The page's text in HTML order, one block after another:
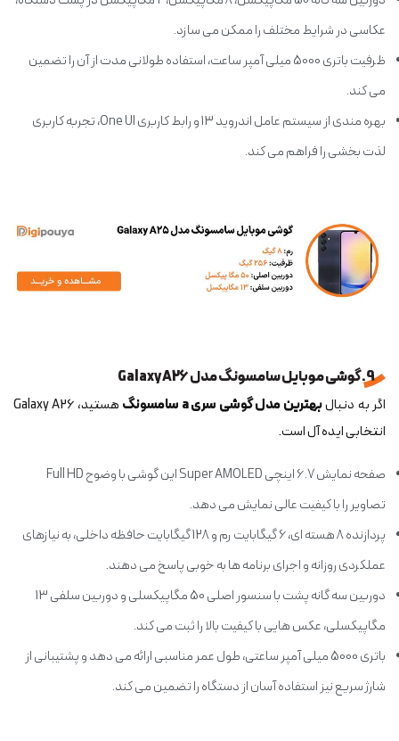
عکاسی در شرایط مختلف را ممکن می سازد.
ظرفیت باتری 5000 میلی آمپر ساعت، استفاده طولانی مدت از آن را تضمین
می کند.
بهره مندی از سیستم عامل اندروید 13 و رابط کاربری One UI، تجربه کاربری
لذت بخشی را فراهم می کند.
9. گوشی موبایل سامسونگ مدل Galaxy A26
اگر به دنبالبهترین مدل گوشی سری a سامسونگ
هستید، Galaxy A26
انتخابی ایده آل است.
صفحه نمایش 6.7 اینچی Super AMOLED این گوشی با وضوح Full HD
تصاویر را با کیفیت عالی نمایش می دهد.
پردازنده 8 هسته ای، 6 گیگابایت رم و 128 گیگابایت حافظه داخلی، به نیازهای
عملکردی روزانه و اجرای برنامه ها به خوبی پاسخ می دهند.
دوربین سه گانه پشت با سنسور اصلی 50 مگاپیکسلی و دوربین سلفی 13
مگاپیکسلی، عکس هایی با کیفیت بالا را ثبت می کند.
باتری 5000 میلی آمپر ساعتی، طول عمر مناسبی ارائه می دهد و پشتیبانی از
شارژ سریع نیز استفاده آسان از دستگاه را تضمین می کند.